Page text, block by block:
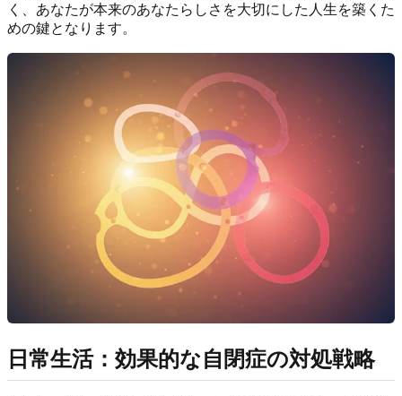
く、あなたが本来のあなたらしさを大切にした人生を築くた
めの鍵となります。
日常生活：効果的な自閉症の対処戦略